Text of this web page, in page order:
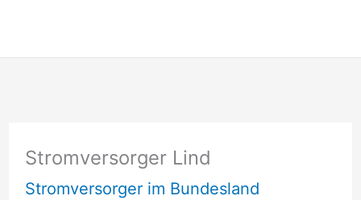
Stromversorger Lind
Stromversorger im Bundesland